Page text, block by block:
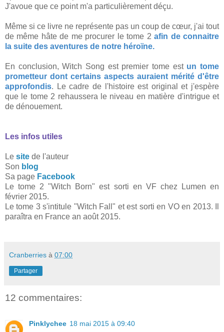
J'avoue que ce point m'a particulièrement déçu.
Même si ce livre ne représente pas un coup de cœur, j'ai tout
de même hâte de me procurer le tome 2afin de connaitre
la suite des aventures de notre héroïne.
En conclusion, Witch Song est premier tome est un tome
prometteur dont certains aspects auraient mérité d'être
approfondis. Le cadre de l'histoire est original et j'espère
que le tome 2 rehaussera le niveau en matière d'intrigue et
de dénouement.
Les infos utiles
Le site de l'auteur
Son blog
Sa page Facebook
Le tome 2 "Witch Born" est sorti en VF chez Lumen en
février 2015.
Le tome 3 s'intitule "Witch Fall" et est sorti en VO en 2013. Il
paraîtra en France an août 2015.
Cranberries à 07:00
Partager
12 commentaires:
Pinklychee 18 mai 2015 à 09:40